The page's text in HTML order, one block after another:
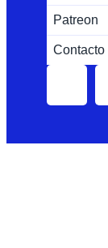
Patreon
Contacto